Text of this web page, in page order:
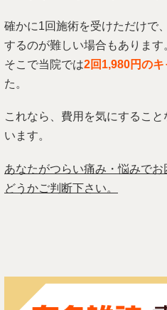
確かに1回施術を受けただけで
するのが難しい場合もあります
そこで当院では2回1,980円の
た。
これなら、費用を気にするこ
います。
あなたがつらい痛み・悩みで
どうかご判断下さい。